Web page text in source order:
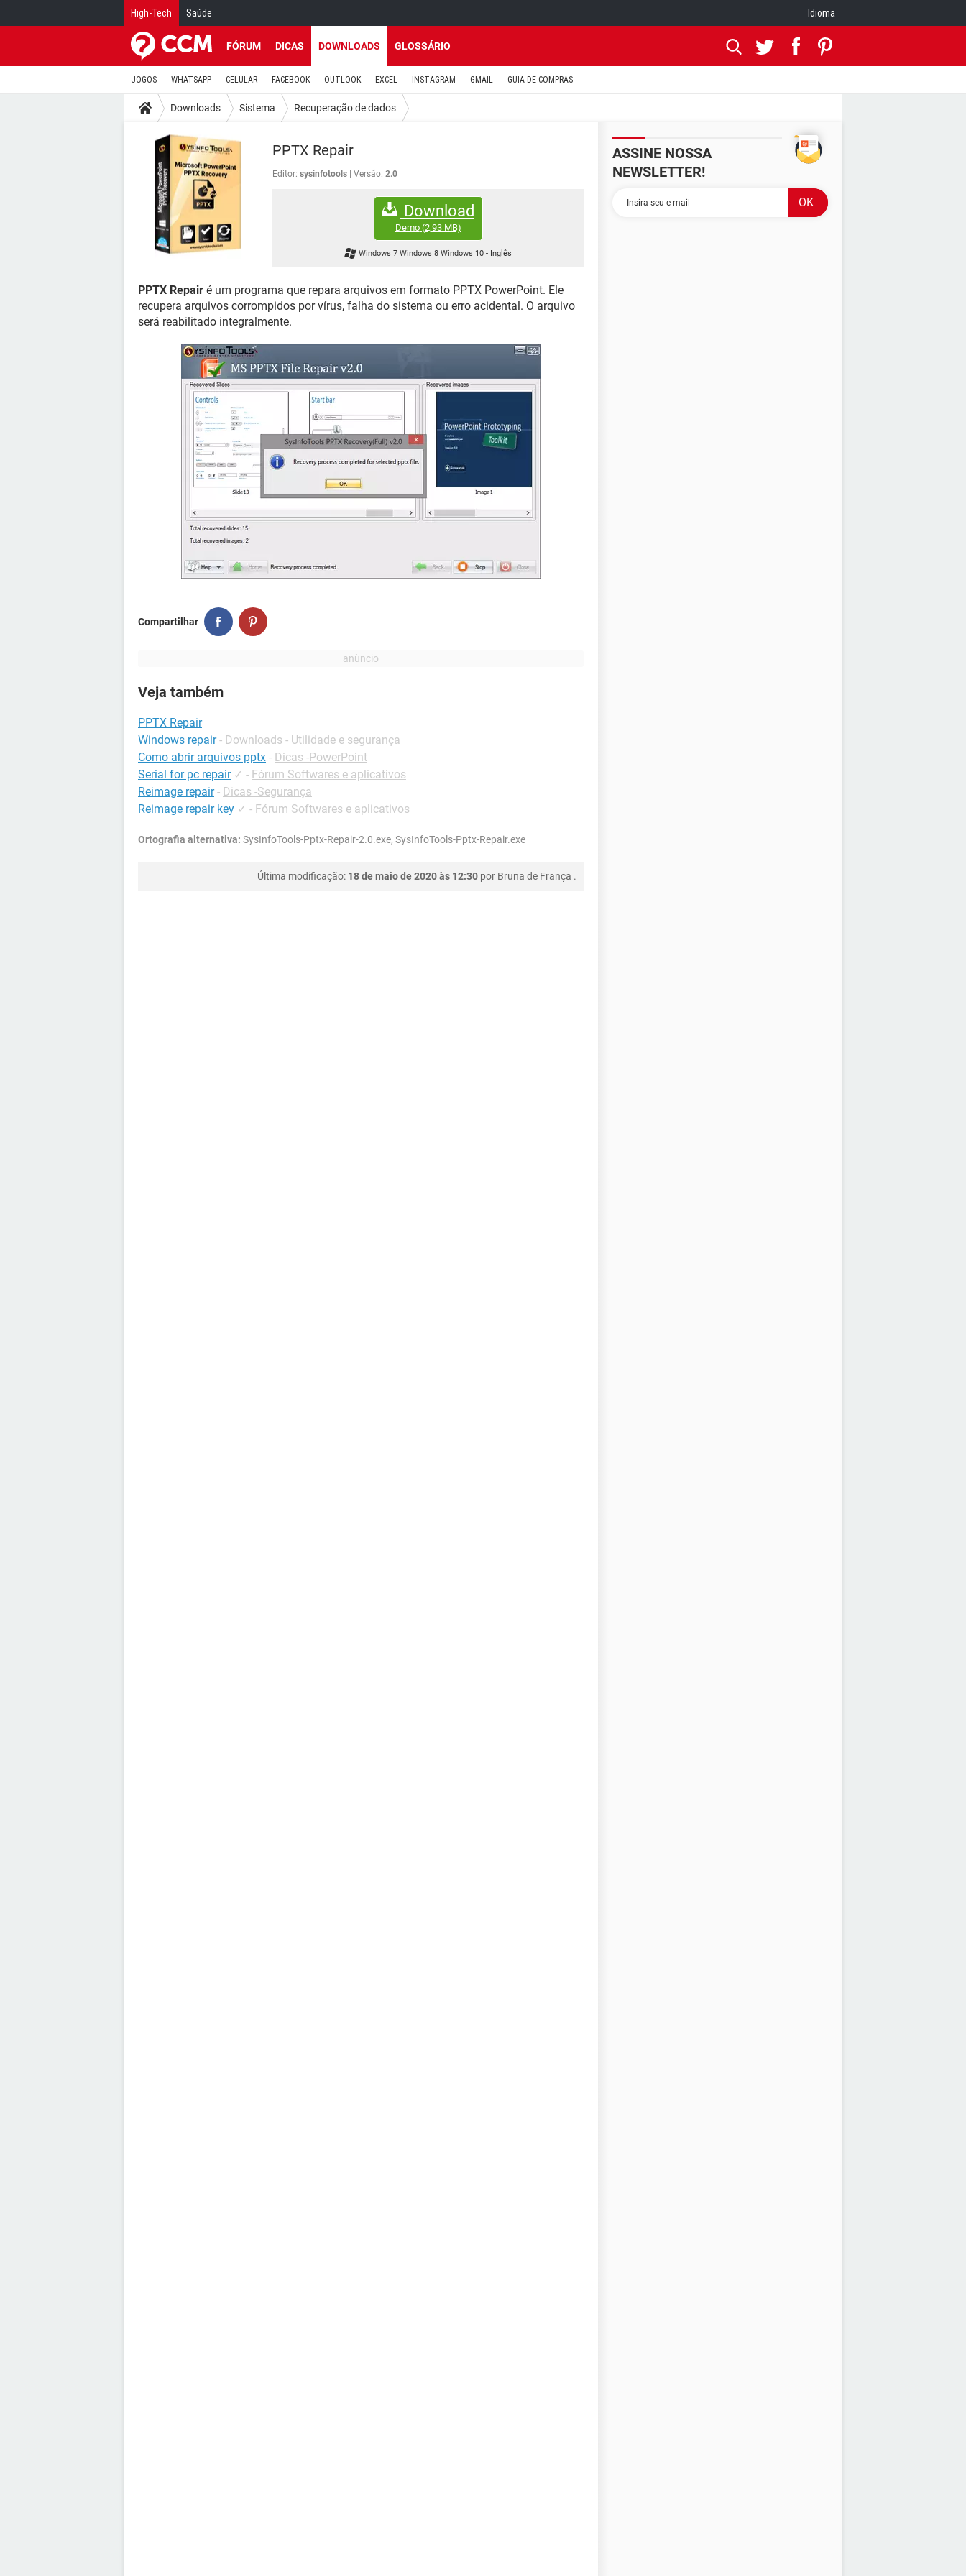
High-Tech Saúde Idioma
FÓRUM DICAS DOWNLOADS GLOSSÁRIO
JOGOS WHATSAPP CELULAR FACEBOOK OUTLOOK EXCEL INSTAGRAM GMAIL GUIA DE COMPRAS
Downloads Sistema Recuperação de dados
PPTX Repair
Editor: sysinfotools Versão: 2.0
Download
Demo(2,93 MB)
Windows 7 Windows 8 Windows 10- Inglês
PPTX Repair é um programa que repara arquivos em formato PPTX PowerPoint. Ele
recupera arquivos corrompidos por vírus, falha do sistema ou erro acidental. O arquivo
será reabilitado integralmente.
Compartilhar
Veja também
PPTX Repair
Windows repair - Downloads - Utilidade e segurança
Como abrir arquivos pptx - Dicas -PowerPoint
Serial for pc repair ✓ - Fórum Softwares e aplicativos
Reimage repair - Dicas -Segurança
Reimage repair key ✓ - Fórum Softwares e aplicativos
Ortografia alternativa: SysInfoTools-Pptx-Repair-2.0.exe, SysInfoTools-Pptx-Repair.exe
Última modificação: 18 de maio de 2020 às 12:30 por Bruna de França .
ASSINE NOSSA
NEWSLETTER!